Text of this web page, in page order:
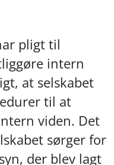
pligt til
intern
at selskabet
til at
viden. Det
sørger for
der blev lagt